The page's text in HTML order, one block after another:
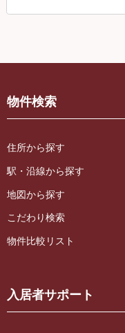
物件検索
住所から探す
駅・沿線から探す
地図から探す
こだわり検索
物件比較リスト
入居者サポート